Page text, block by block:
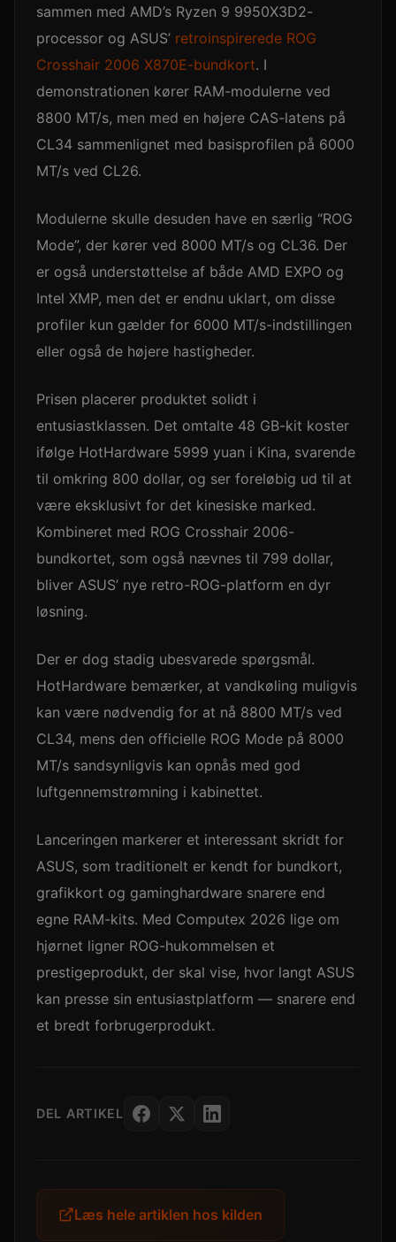
sammen med AMD’s Ryzen 9 9950X3D2-
processor og ASUS’ retroinspirerede ROG
Crosshair 2006 X870E-bundkort. I
demonstrationen kører RAM-modulerne ved
8800 MT/s, men med en højere CAS-latens på
CL34 sammenlignet med basisprofilen på 6000
MT/s ved CL26.
Modulerne skulle desuden have en særlig “ROG
Mode”, der kører ved 8000 MT/s og CL36. Der
er også understøttelse af både AMD EXPO og
Intel XMP, men det er endnu uklart, om disse
profiler kun gælder for 6000 MT/s-indstillingen
eller også de højere hastigheder.
Prisen placerer produktet solidt i
entusiastklassen. Det omtalte 48 GB-kit koster
ifølge HotHardware 5999 yuan i Kina, svarende
til omkring 800 dollar, og ser foreløbig ud til at
være eksklusivt for det kinesiske marked.
Kombineret med ROG Crosshair 2006-
bundkortet, som også nævnes til 799 dollar,
bliver ASUS’ nye retro-ROG-platform en dyr
løsning.
Der er dog stadig ubesvarede spørgsmål.
HotHardware bemærker, at vandkøling muligvis
kan være nødvendig for at nå 8800 MT/s ved
CL34, mens den officielle ROG Mode på 8000
MT/s sandsynligvis kan opnås med god
luftgennemstrømning i kabinettet.
Lanceringen markerer et interessant skridt for
ASUS, som traditionelt er kendt for bundkort,
grafikkort og gaminghardware snarere end
egne RAM-kits. Med Computex 2026 lige om
hjørnet ligner ROG-hukommelsen et
prestigeprodukt, der skal vise, hvor langt ASUS
kan presse sin entusiastplatform — snarere end
et bredt forbrugerprodukt.
DEL ARTIKEL
Læs hele artiklen hos kilden